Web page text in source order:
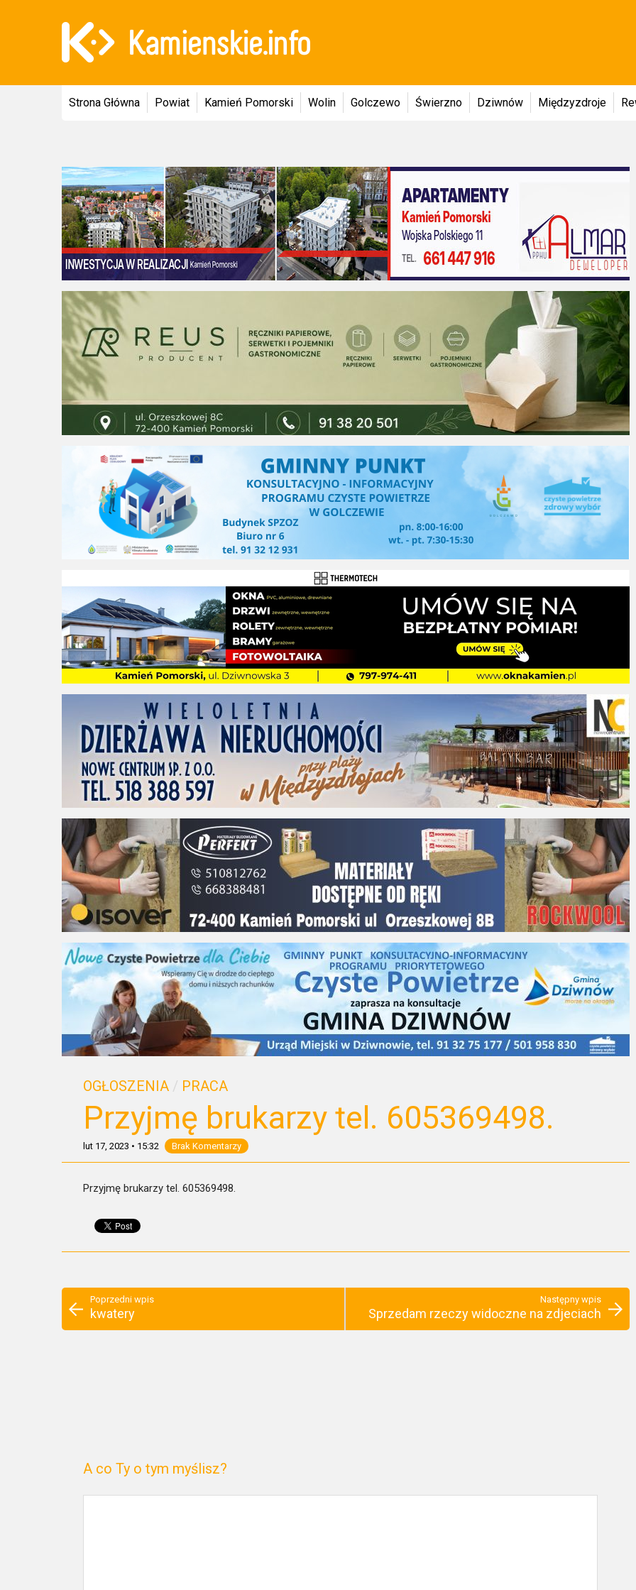
Strona Główna Powiat Kamień Pomorski Wolin Golczewo Świerzno Dziwnów Międzyzdroje
OGŁOSZENIA / PRACA
Przyjmę brukarzy tel. 605369498.
lut 17, 2023 • 15:32 Brak Komentarzy
Przyjmę brukarzy tel. 605369498.
Poprzedni wpis
kwatery
Następny wpis
Sprzedam rzeczy widoczne na zdjeciach
A co Ty o tym myślisz?